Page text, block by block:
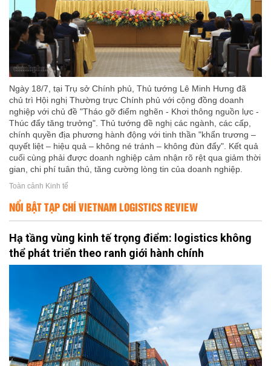
Ngày 18/7, tại Trụ sở Chính phủ, Thủ tướng Lê Minh Hưng đã
chủ trì Hội nghị Thường trực Chính phủ với cộng đồng doanh
nghiệp với chủ đề "Tháo gỡ điểm nghẽn - Khơi thông nguồn lực -
Thúc đẩy tăng trưởng". Thủ tướng đề nghị các ngành, các cấp,
chính quyền địa phương hành động với tinh thần "khẩn trương –
quyết liệt – hiệu quả – không né tránh – không đùn đẩy". Kết quả
cuối cùng phải được doanh nghiệp cảm nhận rõ rệt qua giảm thời
gian, chi phí tuân thủ, tăng cường lòng tin của doanh nghiệp.
Toàn cảnh Kinh tế
NỔI BẬT TẠP CHÍ VIETNAM LOGISTICS REVIEW
Hạ tầng vùng kinh tế trọng điểm: logistics không
thể phát triển theo ranh giới hành chính